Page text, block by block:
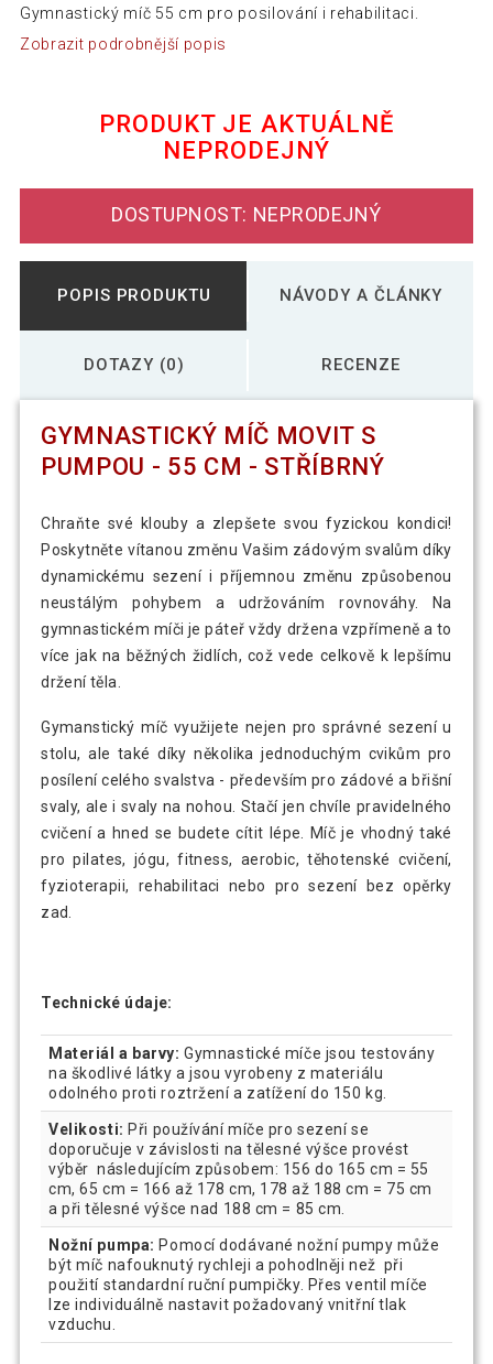
Gymnastický míč 55 cm pro posilování i rehabilitaci.
Zobrazit podrobnější popis
PRODUKT JE AKTUÁLNĚ
NEPRODEJNÝ
DOSTUPNOST: NEPRODEJNÝ
POPIS PRODUKTU NÁVODY A ČLÁNKY
DOTAZY (0) RECENZE
GYMNASTICKÝ MÍČ MOVIT S
PUMPOU - 55 CM - STŘÍBRNÝ
Chraňte své klouby a zlepšete svou fyzickou kondici!
Poskytněte vítanou změnu Vašim zádovým svalům díky
dynamickému sezení i příjemnou změnu způsobenou
neustálým pohybem a udržováním rovnováhy. Na
gymnastickém míči je páteř vždy držena vzpřímeně a to
více jak na běžných židlích, což vede celkově k lepšímu
držení těla.
Gymanstický míč využijete nejen pro správné sezení u
stolu, ale také díky několika jednoduchým cvikům pro
posílení celého svalstva - především pro zádové a břišní
svaly, ale i svaly na nohou. Stačí jen chvíle pravidelného
cvičení a hned se budete cítit lépe. Míč je vhodný také
pro pilates, jógu, fitness, aerobic, těhotenské cvičení,
fyzioterapii, rehabilitaci nebo pro sezení bez opěrky
zad.
Technické údaje:
Materiál a barvy: Gymnastické míče jsou testovány
na škodlivé látky a jsou vyrobeny z materiálu
odolného proti roztržení a zatížení do 150 kg.
Velikosti: Při používání míče pro sezení se
doporučuje v závislosti na tělesné výšce provést
výběr následujícím způsobem: 156 do 165 cm = 55
cm, 65 cm = 166 až 178 cm, 178 až 188 cm = 75 cm
a při tělesné výšce nad 188 cm = 85 cm.
Nožní pumpa: Pomocí dodávané nožní pumpy může
být míč nafouknutý rychleji a pohodlněji než při
použití standardní ruční pumpičky. Přes ventil míče
lze individuálně nastavit požadovaný vnitřní tlak
vzduchu.